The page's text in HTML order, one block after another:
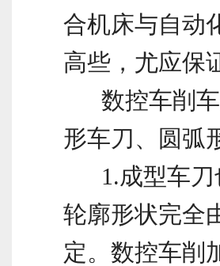
合机床与自动
高些，尤应保
数控车削车
形车刀、圆弧
1.成型车刀
轮廓形状完全
定。数控车削